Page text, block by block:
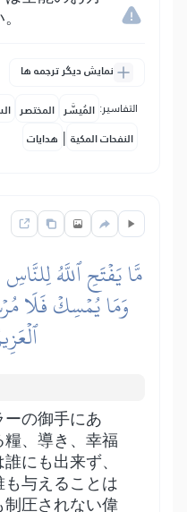
نمایش دیگر ترجمه ها
التفاسير: المُيسَّر المختصر
النفحات المكية | هدايات
مَّا يَفۡتَحِ ٱللَّهُ
وَمَا يُمۡسِكۡ فَلَا
の御手にあ
糧、導き、幸福
にも出来ず、
与えることは
制圧されない偉